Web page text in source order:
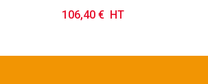
Prix
106,40 € HT